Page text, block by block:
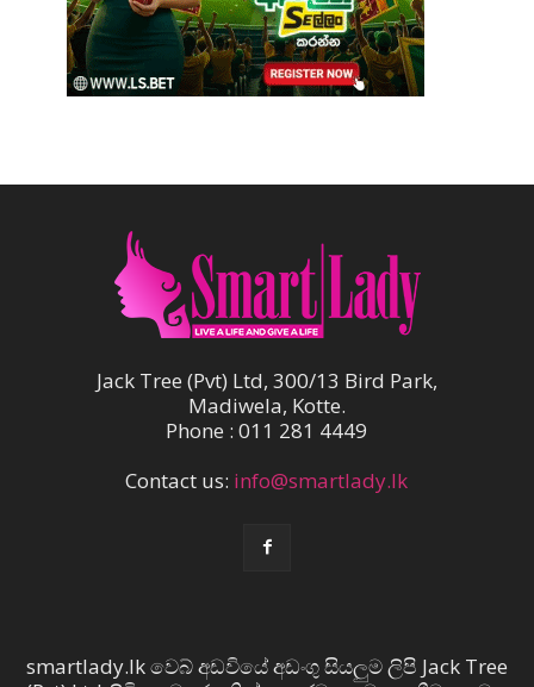
Jack Tree (Pvt) Ltd, 300/13 Bird Park,
Madiwela, Kotte.
Phone : 011 281 4449
Contact us: info@smartlady.lk
smartlady.lk වෙබ් අඩවියේ අඩංගු සියලුම ලිපි Jack Tree